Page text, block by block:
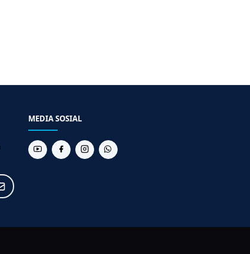
MEDIA SOSIAL